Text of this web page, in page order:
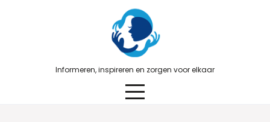
Informeren, inspireren en zorgen voor elkaar